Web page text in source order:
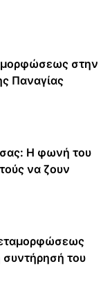
στην
Παναγίας
Η φωνή του
να ζουν
του